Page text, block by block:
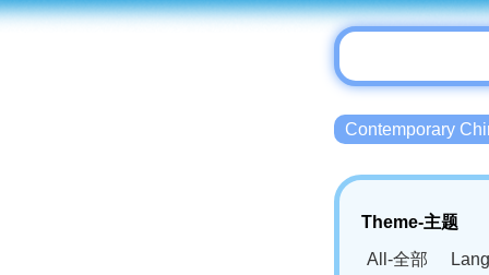
Contemporary
Theme-主题
All-全部